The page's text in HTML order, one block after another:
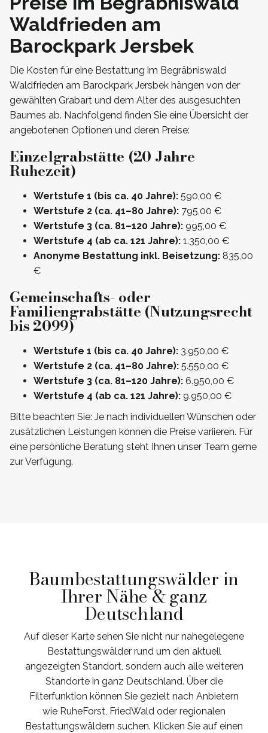
Waldfrieden am
Barockpark Jersbek
Die Kosten für eine Bestattung im Begräbniswald
Waldfrieden am Barockpark Jersbek hängen von der
gewählten Grabart und dem Alter des ausgesuchten
Baumes ab. Nachfolgend finden Sie eine Übersicht der
angebotenen Optionen und deren Preise:
Einzelgrabstätte (20 Jahre
Ruhezeit)
Wertstufe 1 (bis ca. 40 Jahre): 590,00 €
Wertstufe 2 (ca. 41–80 Jahre): 795,00 €
Wertstufe 3 (ca. 81–120 Jahre): 995,00 €
Wertstufe 4 (ab ca. 121 Jahre): 1.350,00 €
Anonyme Bestattung inkl. Beisetzung: 835,00
€
Gemeinschafts- oder
Familiengrabstätte (Nutzungsrecht
bis 2099)
Wertstufe 1 (bis ca. 40 Jahre): 3.950,00 €
Wertstufe 2 (ca. 41–80 Jahre): 5.550,00 €
Wertstufe 3 (ca. 81–120 Jahre): 6.950,00 €
Wertstufe 4 (ab ca. 121 Jahre): 9.950,00 €
Bitte beachten Sie: Je nach individuellen Wünschen oder
zusätzlichen Leistungen können die Preise variieren. Für
eine persönliche Beratung steht Ihnen unser Team gerne
zur Verfügung.
Baumbestattungswälder in
Ihrer Nähe & ganz
Deutschland
Auf dieser Karte sehen Sie nicht nur nahegelegene
Bestattungswälder rund um den aktuell
angezeigten Standort, sondern auch alle weiteren
Standorte in ganz Deutschland. Über die
Filterfunktion können Sie gezielt nach Anbietern
wie RuheForst, FriedWald oder regionalen
Bestattungswäldern suchen. Klicken Sie auf einen